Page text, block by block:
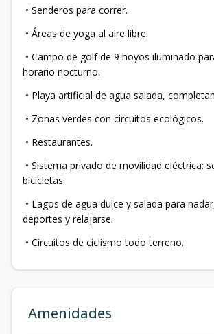
• Senderos para correr.
• Áreas de yoga al aire libre.
• Campo de golf de 9 hoyos iluminado
horario nocturno.
• Playa artificial de agua salada,
• Zonas verdes con circuitos ecológicos.
• Restaurantes.
• Sistema privado de movilidad eléctrica:
bicicletas.
• Lagos de agua dulce y salada para
deportes y relajarse.
• Circuitos de ciclismo todo terreno.
Amenidades